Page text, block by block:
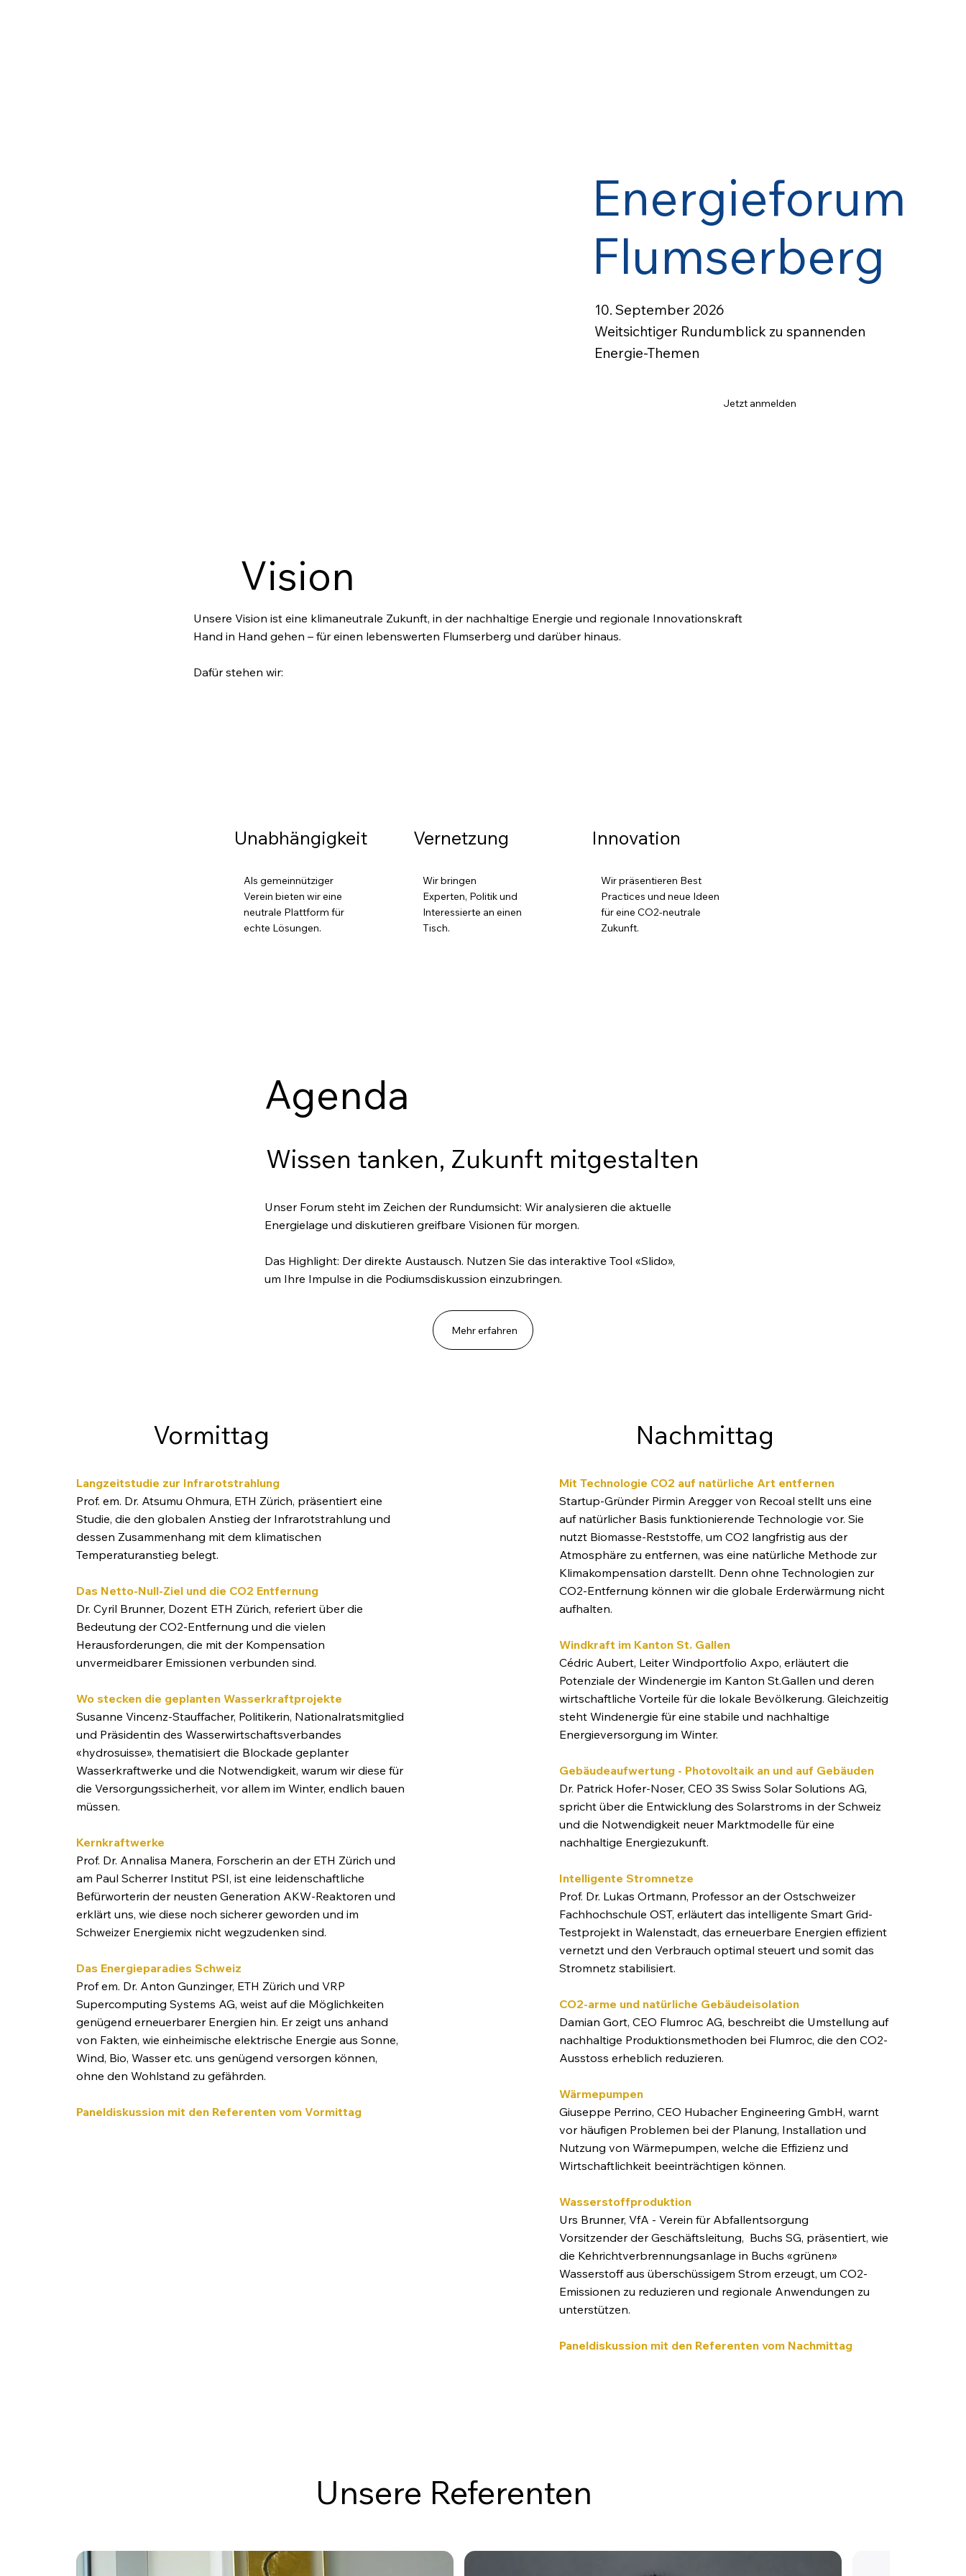
Energieforum
Flumserberg
10. September 2026
Weitsichtiger Rundumblick zu spannenden
Energie-Themen
Jetzt anmelden
Vision
Unsere Vision ist eine klimaneutrale Zukunft, in der nachhaltige Energie und regionale Innovationskraft
Hand in Hand gehen – für einen lebenswerten Flumserberg und darüber hinaus.
Dafür stehen wir:
Unabhängigkeit
Als gemeinnütziger
Verein bieten wir eine
neutrale Plattform für
echte Lösungen.
Vernetzung
Wir bringen
Experten, Politik und
Interessierte an einen
Tisch.
Innovation
Wir präsentieren Best
Practices und neue Ideen
für eine CO2-neutrale
Zukunft.
Agenda
Wissen tanken, Zukunft mitgestalten
Unser Forum steht im Zeichen der Rundumsicht: Wir analysieren die aktuelle
Energielage und diskutieren greifbare Visionen für morgen.
Das Highlight: Der direkte Austausch. Nutzen Sie das interaktive Tool «Slido»,
um Ihre Impulse in die Podiumsdiskussion einzubringen.
Mehr erfahren
Vormittag
Langzeitstudie zur Infrarotstrahlung
Prof. em. Dr. Atsumu Ohmura, ETH Zürich, präsentiert eine
Studie, die den globalen Anstieg der Infrarotstrahlung und
dessen Zusammenhang mit dem klimatischen
Temperaturanstieg belegt.
Das Netto-Null-Ziel und die CO2 Entfernung
Dr. Cyril Brunner, Dozent ETH Zürich, referiert über die
Bedeutung der CO2-Entfernung und die vielen
Herausforderungen, die mit der Kompensation
unvermeidbarer Emissionen verbunden sind. ​
Wo stecken die geplanten Wasserkraftprojekte
Susanne Vincenz-Stauffacher, Politikerin, Nationalratsmitglied
und Präsidentin des Wasserwirtschaftsverbandes
«hydrosuisse», thematisiert die Blockade geplanter
Wasserkraftwerke und die Notwendigkeit, warum wir diese für
die Versorgungssicherheit, vor allem im Winter, endlich bauen
müssen.
Kernkraftwerke
Prof. Dr. Annalisa Manera, Forscherin an der ETH Zürich und
am Paul Scherrer Institut PSI, ist eine leidenschaftliche
Befürworterin der neusten Generation AKW-Reaktoren und
erklärt uns, wie diese noch sicherer geworden und im
Schweizer Energiemix nicht wegzudenken sind.
Das Energieparadies Schweiz
Prof em. Dr. Anton Gunzinger, ETH Zürich und VRP
Supercomputing Systems AG, weist auf die Möglichkeiten
genügend erneuerbarer Energien hin. Er zeigt uns anhand
von Fakten, wie einheimische elektrische Energie aus Sonne,
Wind, Bio, Wasser etc. uns genügend versorgen können,
ohne den Wohlstand zu gefährden.
Paneldiskussion mit den Referenten vom Vormittag
Nachmittag
Mit Technologie CO2 auf natürliche Art entfernen
Startup-Gründer Pirmin Aregger von Recoal stellt uns eine
auf natürlicher Basis funktionierende Technologie vor. Sie
nutzt Biomasse-Reststoffe, um CO2 langfristig aus der
Atmosphäre zu entfernen, was eine natürliche Methode zur
Klimakompensation darstellt. Denn ohne Technologien zur
CO2-Entfernung können wir die globale Erderwärmung nicht
aufhalten.
Windkraft im KantonSt. Gallen
Cédric Aubert, Leiter Windportfolio Axpo, erläutert die
Potenziale der Windenergie im Kanton St.Gallen und deren
wirtschaftliche Vorteile für die lokale Bevölkerung. Gleichzeitig
steht Windenergie für eine stabile und nachhaltige
Energieversorgung im Winter. ​
Gebäudeaufwertung - Photovoltaik an und auf Gebäuden
Dr. Patrick Hofer-Noser, CEO 3S Swiss Solar Solutions AG,
spricht über die Entwicklung des Solarstroms in der Schweiz
und die Notwendigkeit neuer Marktmodelle für eine
nachhaltige Energiezukunft. ​
Intelligente Stromnetze
Prof. Dr. Lukas Ortmann, Professor an der Ostschweizer
Fachhochschule OST, erläutert das intelligente Smart Grid-
Testprojekt in Walenstadt, das erneuerbare Energien effizient
vernetzt und den Verbrauch optimal steuert und somit das
Stromnetz stabilisiert.
CO2-arme und natürliche Gebäudeisolation
Damian Gort, CEO Flumroc AG, beschreibt die Umstellung auf
nachhaltige Produktionsmethoden bei Flumroc, die den CO2-
Ausstoss erheblich reduzieren. ​
Wärmepumpen
Giuseppe Perrino, CEO Hubacher Engineering GmbH, warnt
vor häufigen Problemen bei der Planung, Installation und
Nutzung von Wärmepumpen, welche die Effizienz und
Wirtschaftlichkeit beeinträchtigen können.
Wasserstoffproduktion
Urs Brunner, VfA - Verein für Abfallentsorgung
Vorsitzender der Geschäftsleitung, Buchs SG, präsentiert, wie
die Kehrichtverbrennungsanlage in Buchs «grünen»
Wasserstoff aus überschüssigem Strom erzeugt, um CO2-
Emissionen zu reduzieren und regionale Anwendungen zu
unterstützen. ​
Paneldiskussion mit den Referenten vom Nachmittag
Unsere Referenten